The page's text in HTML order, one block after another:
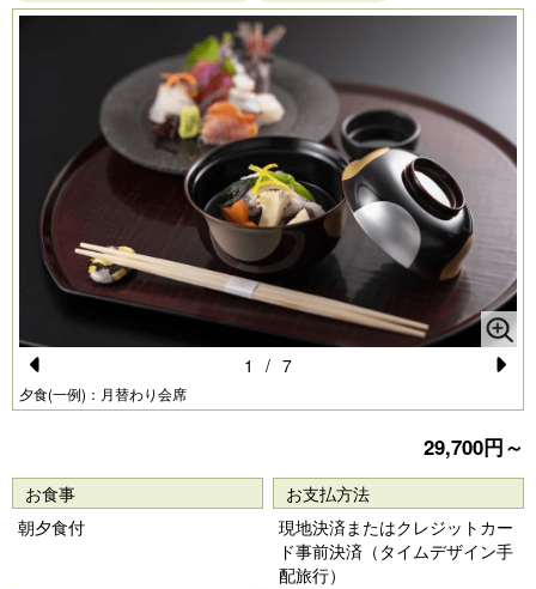
Pr
o
u
夕食(一例)：月替わり会席
e
xt
1 / 7
29,700円～
お食事
朝夕食付
お支払方法
現地決済またはクレジットカー
ド事前決済（タイムデザイン手
配旅行）